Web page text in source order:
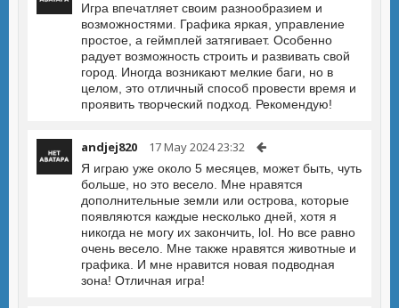
Игра впечатляет своим разнообразием и
возможностями. Графика яркая, управление
простое, а геймплей затягивает. Особенно
радует возможность строить и развивать свой
город. Иногда возникают мелкие баги, но в
целом, это отличный способ провести время и
проявить творческий подход. Рекомендую!
andjej820 17 May 2024 23:32
Я играю уже около 5 месяцев, может быть, чуть
больше, но это весело. Мне нравятся
дополнительные земли или острова, которые
появляются каждые несколько дней, хотя я
никогда не могу их закончить, lol. Но все равно
очень весело. Мне также нравятся животные и
графика. И мне нравится новая подводная
зона! Отличная игра!